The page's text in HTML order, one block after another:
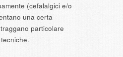
(cefalalgici e/o
una certa
particolare